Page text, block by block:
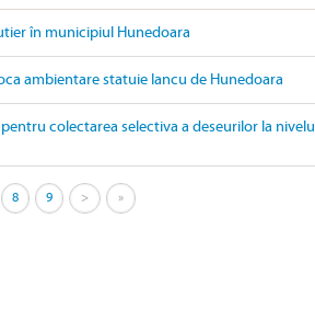
în municipiul Hunedoara
ambientare statuie Iancu de Hunedoara
colectarea selectiva a deseurilor la nivelul
8 9 > »